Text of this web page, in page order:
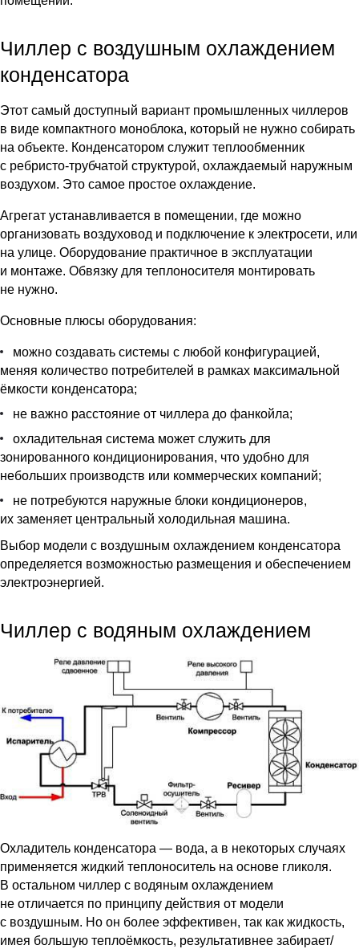
Чиллер с воздушным охлаждением
конденсатора
Этот самый доступный вариант промышленных чиллеров
в виде компактного моноблока, который не нужно собирать
на объекте. Конденсатором служит теплообменник
с ребристо-трубчатой структурой, охлаждаемый наружным
воздухом. Это самое простое охлаждение.
Агрегат устанавливается в помещении, где можно
организовать воздуховод и подключение к электросети, или
на улице. Оборудование практичное в эксплуатации
и монтаже. Обвязку для теплоносителя монтировать
не нужно.
Основные плюсы оборудования:
можно создавать системы с любой конфигурацией,
меняя количество потребителей в рамках максимальной
ёмкости конденсатора;
не важно расстояние от чиллера до фанкойла;
охладительная система может служить для
зонированного кондиционирования, что удобно для
небольших производств или коммерческих компаний;
не потребуются наружные блоки кондиционеров,
их заменяет центральный холодильная машина.
Выбор модели с воздушным охлаждением конденсатора
определяется возможностью размещения и обеспечением
электроэнергией.
Чиллер с водяным охлаждением
Охладитель конденсатора — вода, а в некоторых случаях
применяется жидкий теплоноситель на основе гликоля.
В остальном чиллер с водяным охлаждением
не отличается по принципу действия от модели
с воздушным. Но он более эффективен, так как жидкость,
имея большую теплоёмкость, результативнее забирает/